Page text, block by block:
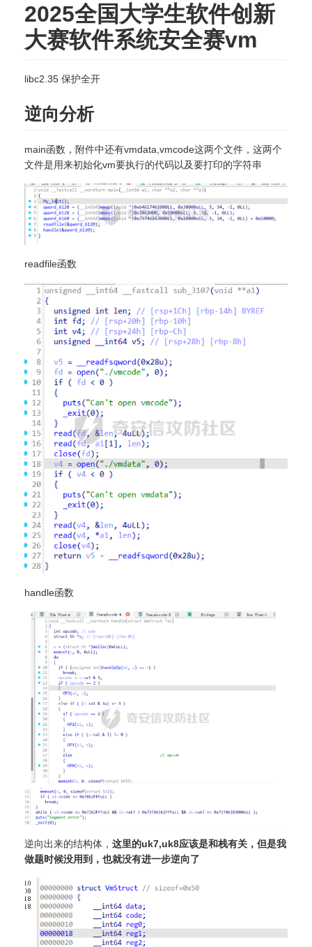
2025全国大学生软件创新
大赛软件系统安全赛vm
libc2.35 保护全开
逆向分析
main函数，附件中还有vmdata,vmcode这两个文件，这两个
文件是用来初始化vm要执行的代码以及要打印的字符串
readfile函数
handle函数
逆向出来的结构体， 这里的uk7,uk8应该是和栈有关，但是我
做题时候没用到，也就没有进一步逆向了